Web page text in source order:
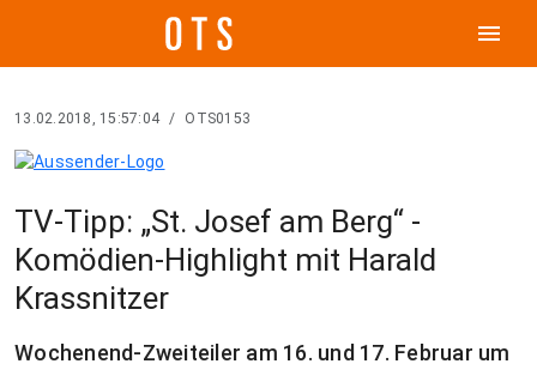
menu
13.02.2018, 15:57:04 / OTS0153
TV-Tipp: „St. Josef am Berg“ -
Komödien-Highlight mit Harald
Krassnitzer
Wochenend-Zweiteiler am 16. und 17. Februar um